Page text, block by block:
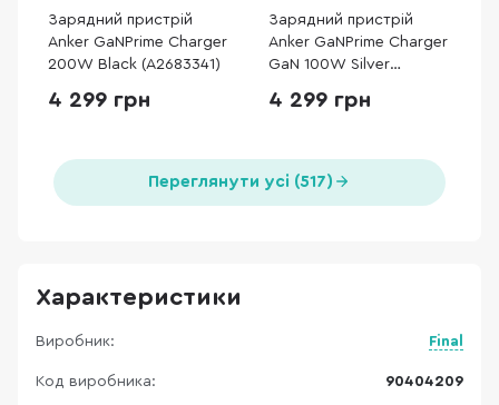
Зарядний пристрій
Anker GaNPrime Charger
200W Black (A2683341)
4 299 грн
Зарядний пристрій
Anker GaNPrime Charger
GaN 100W Silver
4 299 грн
Переглянути усі (517)
Характеристики
Виробник: Final
Код виробника: 90404209